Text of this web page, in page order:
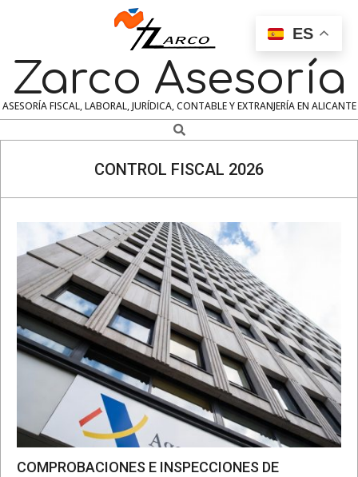
Zarco Asesoría
ASESORÍA FISCAL, LABORAL, JURÍDICA, CONTABLE Y EXTRANJERÍA EN ALICANTE
Search
CONTROL FISCAL 2026
COMPROBACIONES E INSPECCIONES DE
ES